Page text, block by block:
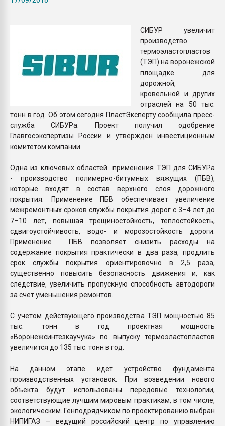
ПЕРЕЙТИ НА
СИБУР увеличит
производство
термоэластопластов
(ТЭП) на воронежской
площадке для
дорожной,
кровельной и других
отраслей на 50 тыс.
тонн в год. Об этом сегодня ПластЭксперту сообщила пресс-
служба СИБУРа. Проект получил одобрение
Главгосэкспертизы России и утвержден инвестиционным
комитетом компании.
Одна из ключевых областей применения ТЭП для СИБУРа
- производство полимерно-битумных вяжущих (ПБВ),
которые входят в состав верхнего слоя дорожного
покрытия. Применение ПБВ обеспечивает увеличение
межремонтных сроков службы покрытия дорог с 3–4 лет до
7–10 лет, повышая трещиностойкость, теплостойкость,
сдвигоустойчивость, водо- и морозостойкость дороги.
Применение ПБВ позволяет снизить расходы на
содержание покрытия практически в два раза, продлить
срок службы покрытия ориентировочно в 2,5 раза,
существенно повысить безопасность движения и, как
следствие, увеличить пропускную способность автодороги
за счет уменьшения ремонтов.
С учетом действующего производства ТЭП мощностью 85
тыс. тонн в год проектная мощность
«Воронежсинтезкаучука» по выпуску термоэластопластов
увеличится до 135 тыс. тонн в год.
На данном этапе идет устройство фундамента
производственных установок. При возведении нового
объекта будут использованы передовые технологии,
соответствующие лучшим мировым практикам, в том числе,
экологическим. Генподрядчиком по проектированию выбран
НИПИГАЗ – ведущий российский центр по управлению